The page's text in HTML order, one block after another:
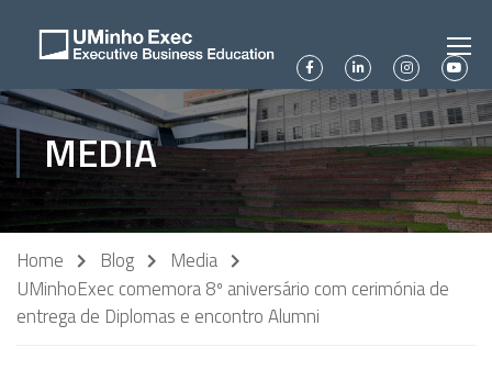
MEDIA
Home Blog
Media
UMinhoExec comemora 8º aniversário com cerimónia de
entrega de Diplomas e encontro Alumni